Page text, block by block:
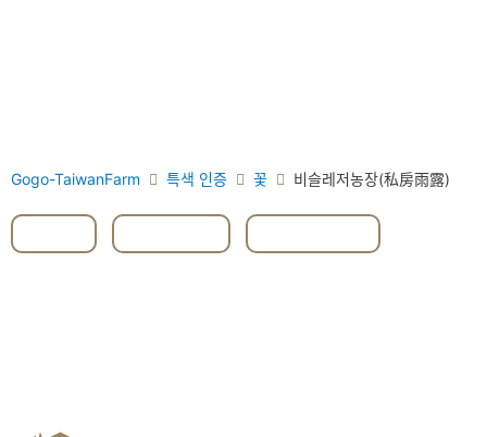
Gogo-TaiwanFarm 특색 인증 꽃 비슬레저농장(私房雨露)